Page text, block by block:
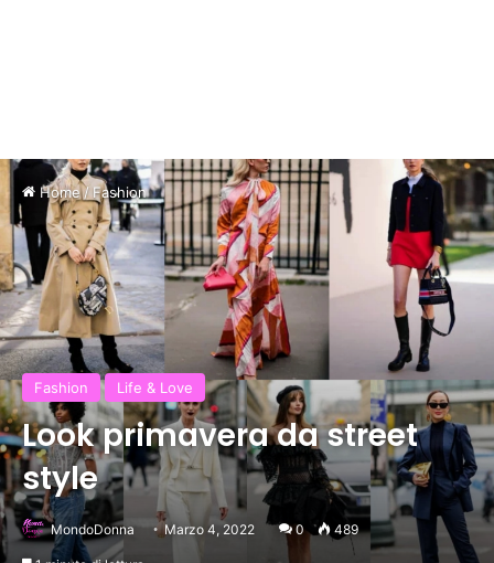
Home / Fashion
Fashion Life & Love
Look primavera da street
style
MondoDonna Marzo 4, 2022 0 489